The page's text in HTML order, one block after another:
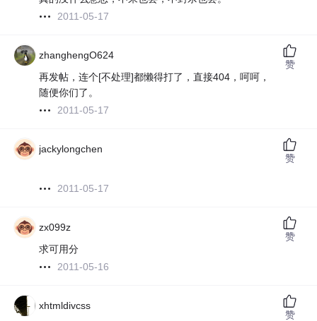
2011-05-17
zhanghengO624
再发帖，连个[不处理]都懒得打了，直接404，呵呵，
随便你们了。
2011-05-17
赞
jackylongchen
2011-05-17
赞
zx099z
求可用分
2011-05-16
赞
xhtmldivcss
赞